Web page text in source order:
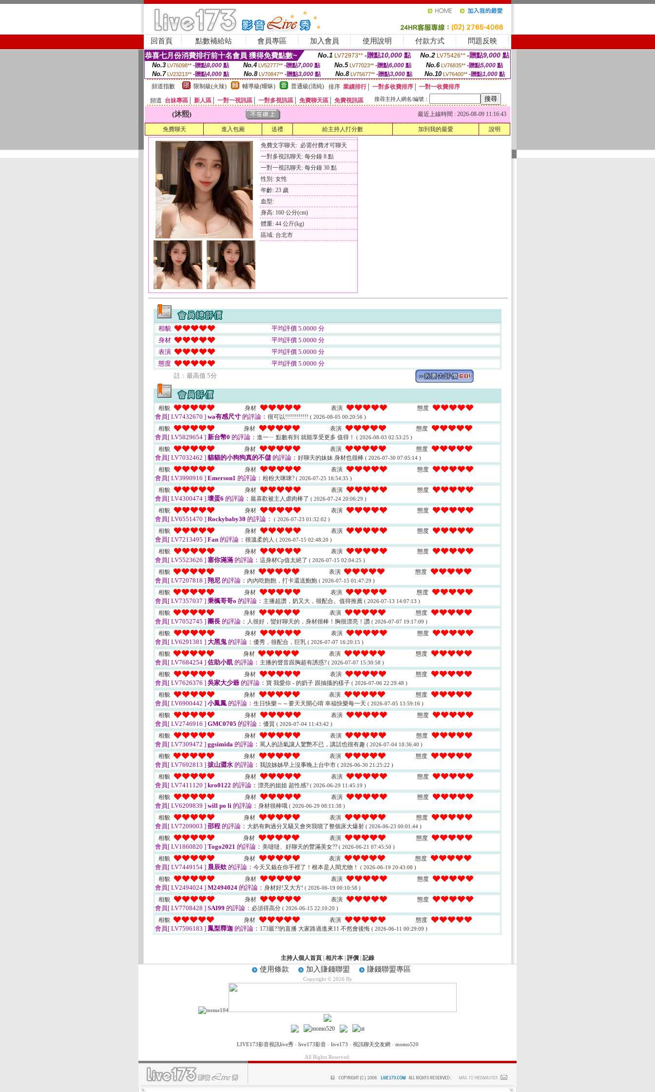
回首頁 點數補給站 會員專區 加入會員 使用說明 付款方式 問題反映
恭喜七月份消費排行前十名會員 獲得免費點數~ No.1 LV72973** -贈點10,000 點 No.2 LV75426** -贈點9,000 點
No.3 LV76098** -贈點8,000點 No.4 LV52777** -贈點7,000點 No.5 LV77023** -贈點6,000點 No.6 LV76835** -贈點5,000點
No.7 LV23213** -贈點4,000 點 No.8 LV70847** -贈點3,000 點 No.8 LV75677** -贈點3,000點 No.10 LV76400** -贈點1,000 點
頻道指數
限制級(火辣) 輔導級(曖昧) 普通級(清純) 排序 業績排行│ 一對多收費排序
一對一收費排序
頻道 台妹專區 新人區 一對一視訊區 一對多視訊區 免費聊天區 免費視訊區 搜尋主持人網名/編號：
(沐熙) 最近上線時間 : 2026-08-09 11:16:43
免費聊天 進入包廂 送禮 給主持人打分數 加到我的最愛 說明
免費文字聊天: 必需付費才可聊天
一對多視訊聊天: 每分鐘 8 點
一對一視訊聊天: 每分鐘 30 點
性別: 女性
年齡: 23 歲
血型:
身高: 160 公分(cm)
體重: 44 公斤(kg)
區域: 台北市
相貌
平均評價 5.0000 分
身材
平均評價 5.0000 分
表演
平均評價 5.0000 分
態度
平均評價 5.0000 分
註﹕最高值 5分
相貌 身材 表演 態度
會員[ LV7432670 ] wa有感尺寸 的評論： 很可以!!!!!!!!!!!! ( 2026-08-05 00:20:56 )
相貌 身材 表演 態度
會員[ LV5829654 ] 新台幣0 的評論： 進一ㄧ 點數有到 就能享受更多 值得！ ( 2026-08-03 02:53:25 )
相貌 身材 表演 態度
會員[ LV7032462 ] 貓貓的小狗狗真的不儲 的評論： 好聊天的妹妹 身材也很棒 ( 2026-07-30 07:05:14 )
相貌 身材 表演 態度
會員[ LV3990916 ] Emerson1 的評論： 粉粉大咪咪? ( 2026-07-25 16:54:35 )
相貌 身材 表演 態度
會員[ LV4300474 ] 壞蛋6 的評論： 最喜歡被主人虐肉棒了 ( 2026-07-24 20:06:29 )
相貌 身材 表演 態度
會員[ LV6551470 ] Rockybaby30 的評論： ( 2026-07-23 01:32:02 )
相貌 身材 表演 態度
會員[ LV7213495 ] Fan 的評論： 很溫柔的人 ( 2026-07-15 02:48:20 )
相貌 身材 表演 態度
會員[ LV5523626 ] 塞你滿滿 的評論： 這身材Cp值太絕了 ( 2026-07-15 02:04:25 )
相貌 身材 表演 態度
會員[ LV7207818 ] 翔尼 的評論： 內內吃飽飽，打卡還送鮑鮑 ( 2026-07-15 01:47:29 )
相貌 身材 表演 態度
會員[ LV7357037 ] 秉楓哥哥o 的評論： 主播超讚，奶又大，很配合。值得推薦 ( 2026-07-13 14:07:13 )
相貌 身材 表演 態度
會員[ LV7052745 ] 團長 的評論： 人很好，蠻好聊天的，身材很棒！胸很漂亮！讚 ( 2026-07-07 19:17:09 )
相貌 身材 表演 態度
會員[ LV6291381 ] 大黑鬼的評論： 優秀，很配合，巨乳 ( 2026-07-07 16:20:15 )
相貌 身材 表演 態度
會員[ LV7684254 ] 佐助小凱 的評論： 主播的聲音跟胸超有誘惑? ( 2026-07-07 15:30:58 )
相貌 身材 表演 態度
會員[ LV7626376 ] 吳家大少爺 的評論： 寶 我愛你 - 的奶子 跟抽搐的樣子 ( 2026-07-06 22:29:48 )
相貌 身材 表演 態度
會員[ LV6900442 ] 小鳳鳳 的評論： 生日快樂～～要天天開心唷 幸福快樂每一天 ( 2026-07-05 13:59:16 )
相貌 身材 表演 態度
會員[ LV2746916 ] GMC0705 的評論： 優質 ( 2026-07-04 11:43:42 )
相貌 身材 表演 態度
會員[ LV7309472 ] ggsimida 的評論： 罵人的語氣讓人驚艷不已，講話也很有趣 ( 2026-07-04 10:36:40 )
相貌 身材 表演 態度
會員[ LV7692813 ] 拔山澀水 的評論： 我說姊姊早上沒事晚上台中市 ( 2026-06-30 21:25:22 )
相貌 身材 表演 態度
會員[ LV7411120 ] kro0122 的評論： 漂亮的姐姐 超性感? ( 2026-06-29 11:45:19 )
相貌 身材 表演 態度
會員[ LV6209839 ] will po li 的評論： 身材很棒哦 ( 2026-06-29 08:11:38 )
相貌 身材 表演 態度
會員[ LV7209003 ] 邵程 的評論： 大奶有夠過分又騷又會夾我噴了整個床大爆射 ( 2026-06-23 00:01:44 )
相貌 身材 表演 態度
會員[ LV1860820 ] Togo2021 的評論： 美噠噠、好聊天的豐滿美女?? ( 2026-06-21 07:45:50 )
相貌 身材 表演 態度
會員[ LV7449154 ] 晨辰欸 的評論： 今天又栽在你手裡了！根本是人間尤物！ ( 2026-06-19 20:43:08 )
相貌 身材 表演 態度
會員[ LV2494024 ] M2494024 的評論： 身材好!又大方! ( 2026-06-19 00:10:58 )
相貌 身材 表演 態度
會員[ LV7708428 ] SAI99 的評論： 必須得高分 ( 2026-06-15 22:10:20 )
相貌 身材 表演 態度
會員[ LV7596183 ] 鳳梨釋迦 的評論： 173最??的直播 大家路過進來11 不然會後悔 ( 2026-06-11 00:29:09 )
主持人個人首頁 相片本 評價 記錄
使用條款 加入賺錢聯盟 賺錢聯盟專區
Copyright © 2026 By
LIVE173影音視訊live秀- live173影音- live173 - 視訊聊天交友網 - momo520
All Rights Reserved.